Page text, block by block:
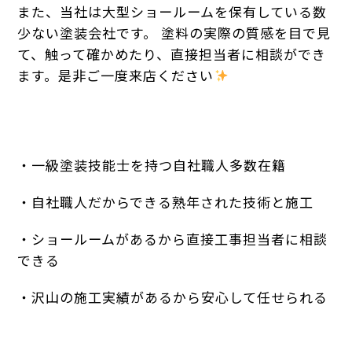
また、当社は大型ショールームを保有している数
少ない塗装会社です。 塗料の実際の質感を目で見
て、触って確かめたり、直接担当者に相談ができ
ます。是非ご一度来店ください
・一級塗装技能士を持つ自社職人多数在籍
・自社職人だからできる熟年された技術と施工
・ショールームがあるから直接工事担当者に相談
できる
・沢山の施工実績があるから安心して任せられる